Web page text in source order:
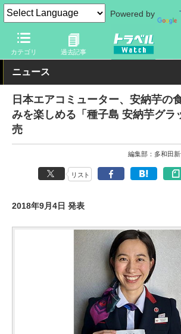
Powered by
カテゴリ 過去記事
トラベル Watch 地域 国内旅行 九州
ニュース
日本エアコミューター、安納芋の
みを楽しめる「種子島 安納芋グラ
売
編集部：多和田
リスト
2018年9月4日 発表